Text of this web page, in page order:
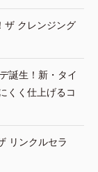
ザ クレンジング
誕生！新・タイ
くく仕上げるコ
リンクルセラ